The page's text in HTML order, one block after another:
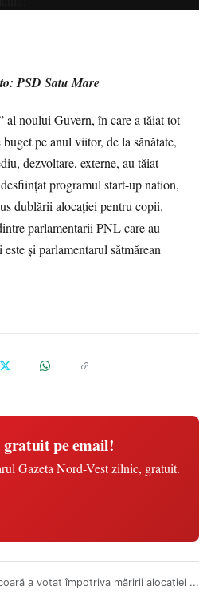
PSD Satu Mare
al noului Guvern, în care a tăiat tot
pe anul viitor, de la sănătate,
dezvoltare, externe, au tăiat
programul start-up nation,
dublării alocației pentru copii.
parlamentarii PNL care au
și parlamentarul sătmărean
pe email!
Gazeta Nord-Vest zilnic, gratuit.
a votat împotriva măririi alocației ...